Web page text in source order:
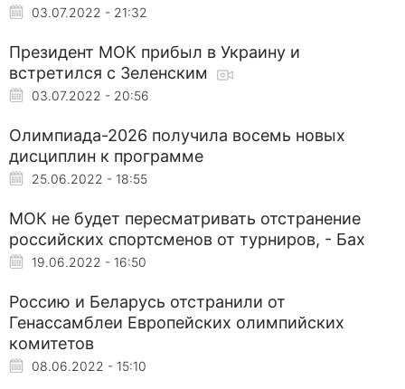
03.07.2022 - 21:32
Президент МОК прибыл в Украину и
встретился с Зеленским
03.07.2022 - 20:56
Олимпиада-2026 получила восемь новых
дисциплин к программе
25.06.2022 - 18:55
МОК не будет пересматривать отстранение
российских спортсменов от турниров, - Бах
19.06.2022 - 16:50
Россию и Беларусь отстранили от
Генассамблеи Европейских олимпийских
комитетов
08.06.2022 - 15:10